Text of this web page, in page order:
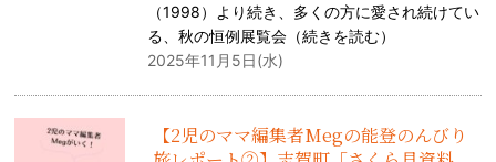
（1998）より続き、多くの方に愛され続けてい
る、秋の恒例展覧会（続きを読む）
2025年11月5日(水)
【2児のママ編集者Megの能登のんびり